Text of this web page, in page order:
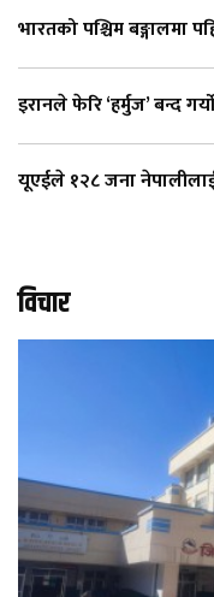
भारतको पश्चिम बङ्गालमा
इरानले फेरि ‘हर्मुज’ बन्द
यूएईले १२८ जना
विचार